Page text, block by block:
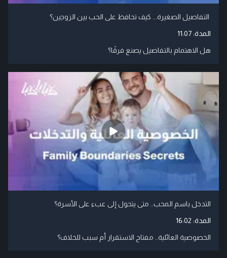
التفاصيل الصغيرة... كيف تحافظ على الحب بين الزوجين؟
المدة:11:07
هل الاهتمام بالتفاصيل يصنع فرقًا؟
التدخل باسم المحب.. متى يتحول إلى عبء على الأسرة؟
المدة: 16:02
الخصوصية العائلية.. مفتاح الاستقرار أم سبب للخلاف؟